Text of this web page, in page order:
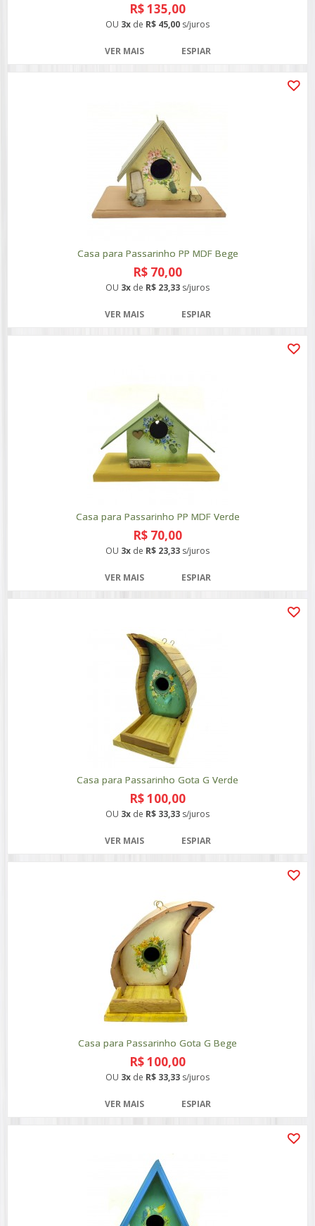
R$ 135,00
OU 3x de R$ 45,00 s/juros
VER MAIS ESPIAR
Casa para Passarinho PP MDF Bege
R$ 70,00
OU 3x de R$ 23,33 s/juros
VER MAIS ESPIAR
Casa para Passarinho PP MDF Verde
R$ 70,00
OU 3x de R$ 23,33 s/juros
VER MAIS ESPIAR
Casa para Passarinho Gota G Verde
R$ 100,00
OU 3x de R$ 33,33 s/juros
VER MAIS ESPIAR
Casa para Passarinho Gota G Bege
R$ 100,00
OU 3x de R$ 33,33 s/juros
VER MAIS ESPIAR